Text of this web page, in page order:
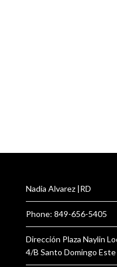
Nadia Alvarez |RD
Phone: 849-656-5405
Dirección Plaza Naylin
4/B Santo Domingo